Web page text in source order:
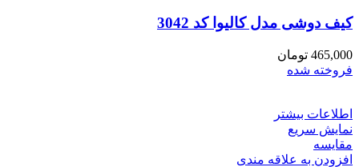
کیف دوشی مدل کالیوا کد 3042
465,000 تومان
فروخته شده
اطلاعات بیشتر
نمایش سریع
مقايسه
افزودن به علاقه مندی